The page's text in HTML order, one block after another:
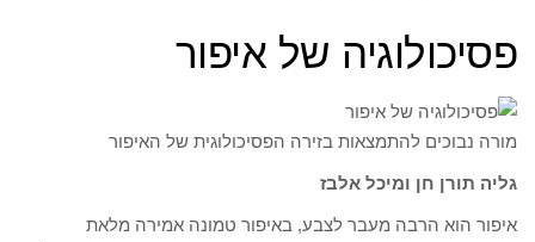
פסיכולוגיה של איפור
מורה נבוכים להתמצאות בזירה הפסיכולוגית של האיפור
גליה תורן חן ומיכל אלבז
איפור הוא הרבה מעבר לצבע, באיפור טמונה אמירה מלאת